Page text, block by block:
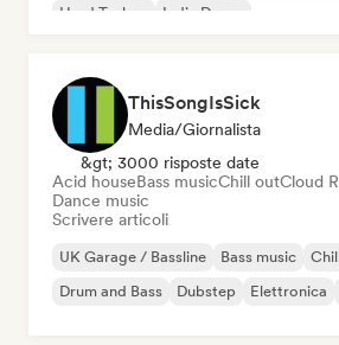
Hard Techno
Indie Dance
ThisSongIsSick
Media/Giornalista
&gt; 3000 risposte date
Acid houseBass musicChill outCloud
Dance music
Scrivere articoli
UK Garage / Bassline Bass music
Drum and Bass
Dubstep Elettronica